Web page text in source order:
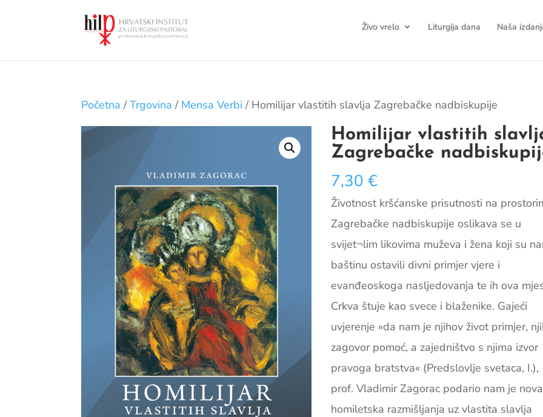
Živo vrelo Liturgija dana Naša
Početna /Trgovina / Mensa Verbi / Homilijar vlastitih slavlja Zagrebačke nadbiskupije
Homilijar vlastitih
Zagrebačke
7,30€
Životnost kršćanske prisutnosti na
Zagrebačke nadbiskupije oslikava se u
svijet¬lim likovima muževa i žena koji su
baštinu ostavili divni primjer vjere i
evanđeoskoga nasljedovanja te ih ova
Crkva štuje kao svece i blaženike. Gajeći
uvjerenje »da nam je njihov život primjer,
zagovor pomoć, a zajedništvo s njima izvor
pravoga bratstva« (Predslovlje svetaca, I.),
prof. Vladimir Zagorac podario nam je nova
homiletska razmišljanja uz vlastita slavlja